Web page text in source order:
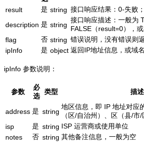
result
是 string 接口响应结果：0-失败
description 是 string
接口响应描述：一般为
FALSE（result=0），
flag
否 string 错误说明，没有错误则
ipInfo
是 object 返回IP地址信息，或域
ipInfo 参数说明：
参数
必
选
类型 描述
address 是 string
地区信息，即 IP 地址对应
（区/自治州）、区（县/市/
isp
是 string ISP 运营商或使用单位
notes
否 string 其他备注信息，一般为空